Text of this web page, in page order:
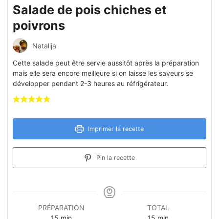
Salade de pois chiches et
poivrons
Natalija
Cette salade peut être servie aussitôt après la préparation
mais elle sera encore meilleure si on laisse les saveurs se
développer pendant 2-3 heures au réfrigérateur.
Imprimer la recette
Pin la recette
PRÉPARATION
TOTAL